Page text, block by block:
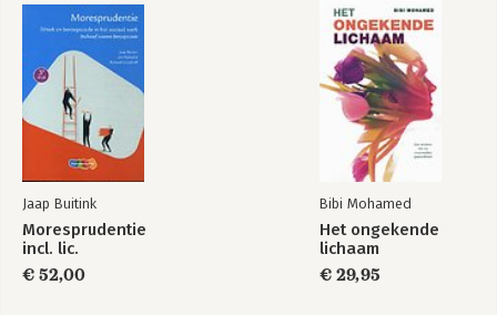
Jaap Buitink
Moresprudentie
incl. lic.
€ 52,00
Bibi Mohamed
Het ongekende
lichaam
€ 29,95